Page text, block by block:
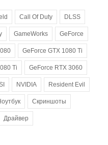
Call Of Duty DLSS
GameWorks GeForce
GeForce GTX 1080 Ti
Ti GeForce RTX 3060
NVIDIA Resident Evil
Скриншоты
Драйвер